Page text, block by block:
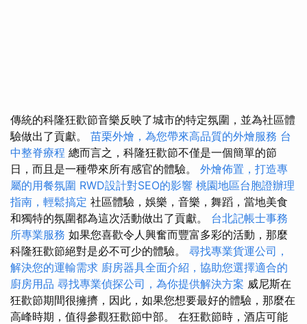
傳統的科隆狂歡節音樂反映了城市的特定氛圍，並為社區體
驗做出了貢獻。 苗栗外燴，為您帶來高品質的外燴服務 台
中整脊療程 總而言之，科隆狂歡節不僅是一個簡單的節
日，而且是一種帶來所有感官的體驗。 外燴佈置，打造專
屬的用餐氛圍 RWD設計對SEO的影響 桃園地區台胞證辦理
指南，輕鬆搞定 社區體驗，娛樂，音樂，舞蹈，當地美食
和獨特的氛圍都為這次活動做出了貢獻。 台北記帳士事務
所專業服務 如果您喜歡令人興奮而豐富多彩的活動，那麼
科隆狂歡節絕對是必不可少的體驗。 尋找專業貨運公司，
解決您的運輸需求 廚房器具全面介紹，協助您選擇適合的
廚房用品 尋找專業偵探公司，為你提供解決方案 威尼斯在
狂歡節期間很擁擠，因此，如果您想要最好的體驗，那麼在
高峰時期，值得參觀狂歡節中部。 在狂歡節時，酒店可能